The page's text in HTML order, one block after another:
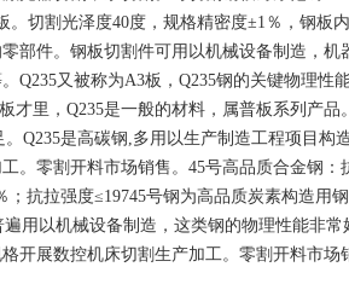
。切割光泽度40度，规格精密度±1％，钢板
部件。钢板切割件可用以机械设备制造，机
Q235又被称为A3板，Q235钢的关键物理性
才里，Q235是一般的材料，属普板系列产品
Q235是高碳钢,多用以生产制造工程项目构
。零割开料市场销售。45号高品质合金钢：
抗拉强度≤19745号钢为高品质炭素构造用
用以机械设备制造，这类钢的物理性能非常
开展数控机床切割生产加工。零割开料市场